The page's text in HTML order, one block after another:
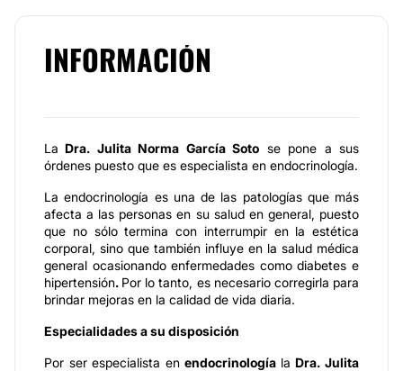
INFORMACIÓN
La Dra. Julita Norma García Soto se pone a sus
órdenes puesto que es especialista en endocrinología.
La endocrinología es una de las patologías que más
afecta a las personas en su salud en general, puesto
que no sólo termina con interrumpir en la estética
corporal, sino que también influye en la salud médica
general ocasionando enfermedades como diabetes e
hipertensión. Por lo tanto, es necesario corregirla para
brindar mejoras en la calidad de vida diaria.
Especialidades a su disposición
Por ser especialista enendocrinología laDra. Julita